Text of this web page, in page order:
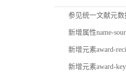
参见统一文献元
新增属性name-
新增元素award-
新增元素award-